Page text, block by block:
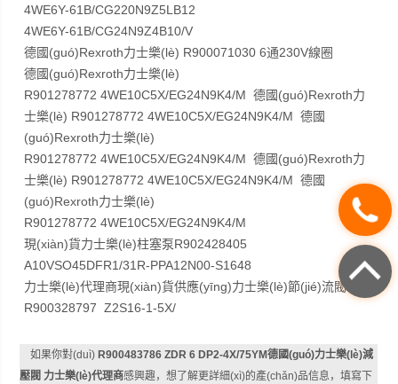
4WE6Y-61B/CG220N9Z5LB12
4WE6Y-61B/CG24N9Z4B10/V
德國(guó)Rexroth力士樂(lè) R900071030 6通230V線圈
德國(guó)Rexroth力士樂(lè)
R901278772 4WE10C5X/EG24N9K4/M 德國(guó)Rexroth力
士樂(lè) R901278772 4WE10C5X/EG24N9K4/M 德國
(guó)Rexroth力士樂(lè)
R901278772 4WE10C5X/EG24N9K4/M 德國(guó)Rexroth力
士樂(lè) R901278772 4WE10C5X/EG24N9K4/M 德國
(guó)Rexroth力士樂(lè)
R901278772 4WE10C5X/EG24N9K4/M
現(xiàn)貨力士樂(lè)柱塞泵R902428405
A10VSO45DFR1/31R-PPA12N00-S1648
力士樂(lè)代理商現(xiàn)貨供應(yīng)力士樂(lè)節(jié)流閥
R900328797 Z2S16-1-5X/
如果你對(duì) R900483786 ZDR 6 DP2-4X/75YM德國(guó)力士樂(lè)減
壓閥 力士樂(lè)代理商感興趣，想了解更詳細(xì)的產(chǎn)品信息，填寫下